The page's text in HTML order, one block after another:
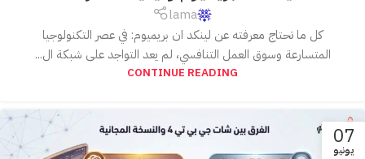
lama
كل ما تحتاج معرفته عن لينكد ان بريميوم: في عصر التكنولوجيا
المتسارعة وسوق العمل التنافسي، لم يعد التواجد على شبكة ال...
CONTINUE READING
07
يونيو